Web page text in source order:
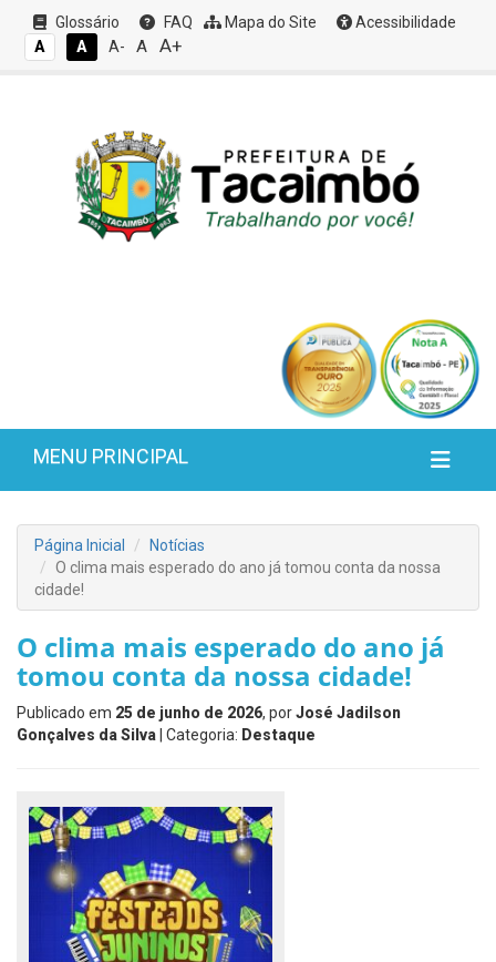
Glossário FAQ Mapa do Site
Acessibilidade
A
A A- A A+
MENU PRINCIPAL
Página Inicial
Notícias
O clima mais esperado do ano já tomou conta da nossa
cidade!
O clima mais esperado do ano já
tomou conta da nossa cidade!
Publicado em 25 de junho de 2026, porJosé Jadilson
Gonçalves da Silva | Categoria: Destaque